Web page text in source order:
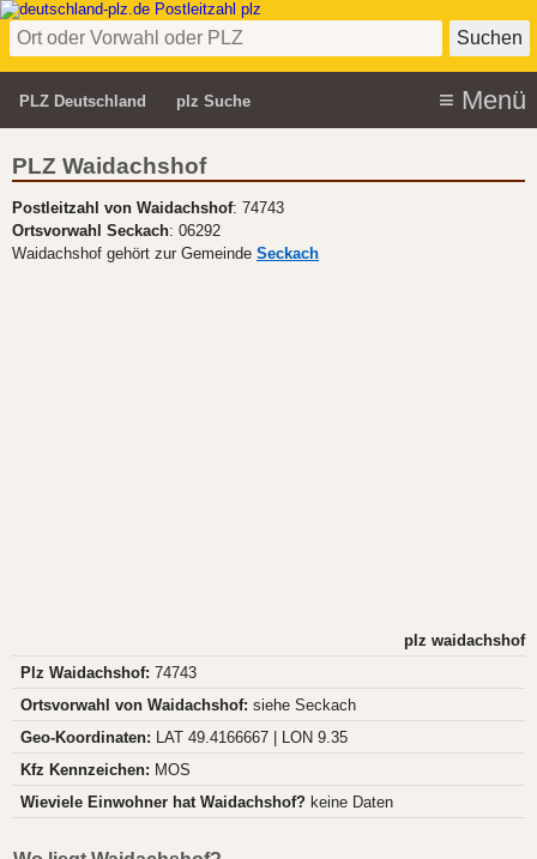
PLZ Deutschland plz Suche
PLZ Waidachshof
Postleitzahl von Waidachshof: 74743
Ortsvorwahl Seckach: 06292
Waidachshof gehört zur Gemeinde Seckach
plz waidachshof
Plz Waidachshof: 74743
Ortsvorwahl von Waidachshof: siehe Seckach
Geo-Koordinaten: LAT 49.4166667 | LON 9.35
Kfz Kennzeichen: MOS
Wieviele Einwohner hat Waidachshof? keine Daten